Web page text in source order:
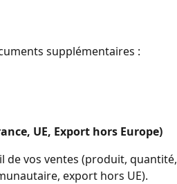
supplémentaires :
UE, Export hors Europe)
de vos ventes (produit, quantité,
export hors UE).